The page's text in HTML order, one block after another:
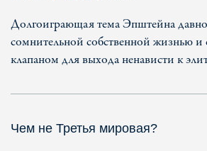
Долгоиграющая тема Эпштейна
сомнительной собственной жизнью и
клапаном для выхода ненависти к
Чем не Третья мировая?